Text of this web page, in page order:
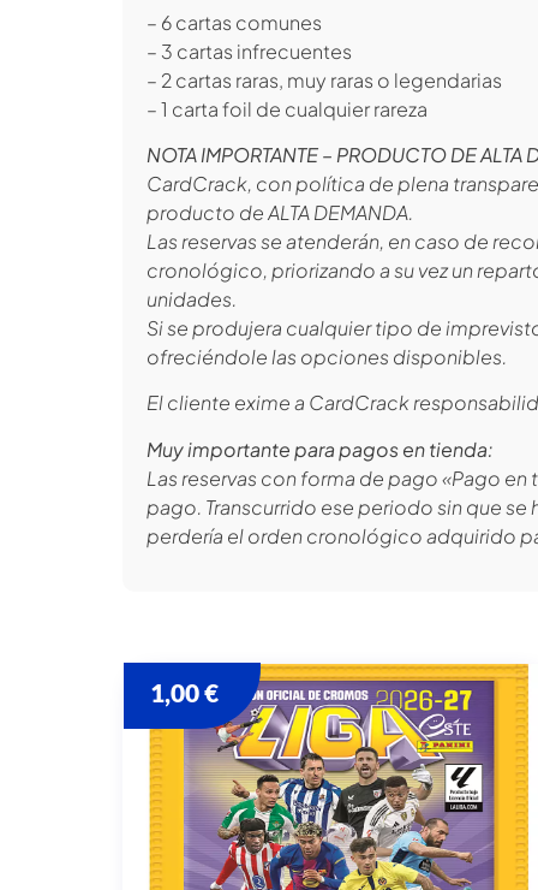
– 6 cartas comunes
– 3 cartas infrecuentes
– 2 cartas raras, muy raras o legendarias
– 1 carta foil de cualquier rareza
NOTA IMPORTANTE – PRODUCTO DE ALTA
CardCrack, con política de plena
producto de ALTA DEMANDA.
Las reservas se atenderán, en caso de
cronológico, priorizando a su vez un
unidades.
Si se produjera cualquier tipo de
ofreciéndole las opciones disponibles.
El cliente exime a CardCrack
Muy importante para pagos en tienda:
Las reservas con forma de pago «Pago
pago. Transcurrido ese periodo sin que
perdería el orden cronológico adquirido
1,00€